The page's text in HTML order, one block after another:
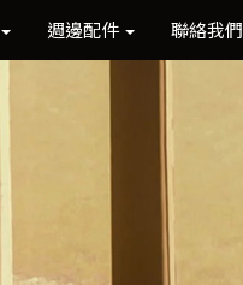
週邊配件 聯絡我們